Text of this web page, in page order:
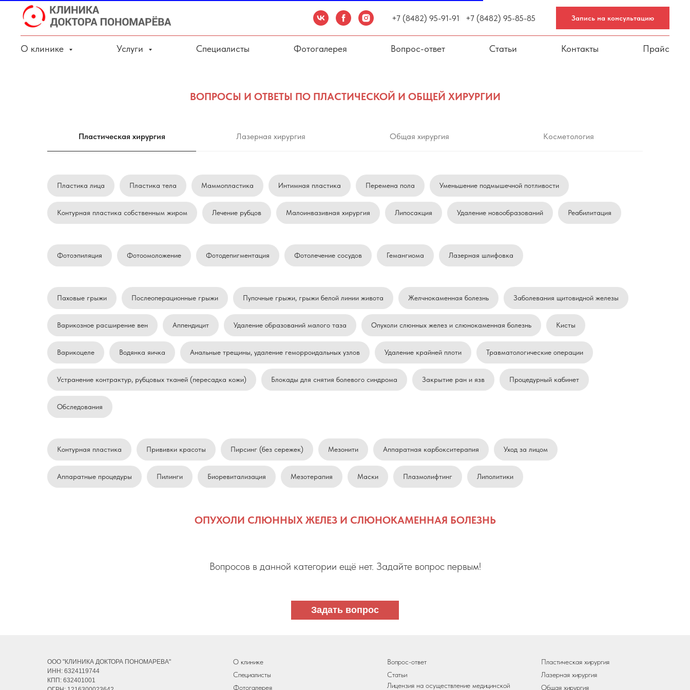
+7 (8482) 95-91-91 +7 (8482) 95-85-85 Запись на консультацию
О клинике Услуги Специалисты Фотогалерея Вопрос-ответ Статьи Контакты Прайс
ВОПРОСЫ И ОТВЕТЫ ПО ПЛАСТИЧЕСКОЙ И ОБЩЕЙ ХИРУРГИИ
Пластическая хирургия Лазерная хирургия Общая хирургия Косметология
Пластика лица Пластика тела Маммопластика Интимная пластика Перемена пола Уменьшение подмышечной потливости
Контурная пластика собственным жиром Лечение рубцов Малоинвазивная хирургия Липосакция Удаление новообразований Реабилитация
Фотоэпиляция Фотоомоложение Фотодепигментация Фотолечение сосудов Гемангиома Лазерная шлифовка
Паховые грыжи Послеоперационные грыжи Пупочные грыжи, грыжи белой линии живота Желчнокаменная болезнь Заболевания щитовидной железы
Варикозное расширение вен Аппендицит Удаление образований малого таза Опухоли слюнных желез и слюнокаменная болезнь Кисты
Варикоцеле Водянка яичка Анальные трещины, удаление геморроидальных узлов Удаление крайней плоти Травматологические операции
Устранение контрактур, рубцовых тканей (пересадка кожи) Блокады для снятия болевого синдрома Закрытие ран и язв Процедурный кабинет
Обследования
Контурная пластика Прививки красоты Пирсинг (без сережек) Мезонити Аппаратная карбокситерапия Уход за лицом
Аппаратные процедуры Пилинги Биоревитализация Мезотерапия Маски Плазмолифтинг Липолитики
ОПУХОЛИ СЛЮННЫХ ЖЕЛЕЗ И СЛЮНОКАМЕННАЯ БОЛЕЗНЬ
Вопросов в данной категории ещё нет. Задайте вопрос первым!
О клинике
ООО "КЛИНИКА ДОКТОРА ПОНОМАРЕВА"
ИНН: 6324119744
КПП: 632401001
Специалисты
Фотогалерея
Вопрос-ответ
Статьи
Лицензия на осуществление медицинской
Пластическая хирургия
Лазерная хирургия
Общая хирургия